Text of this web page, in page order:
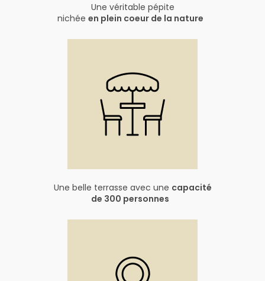
Une véritable pépite
nichée en plein coeur de la nature
Une belle terrasse avec une capacité
de 300 personnes